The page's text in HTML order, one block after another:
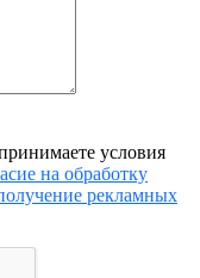
условия
на обработку
рекламных